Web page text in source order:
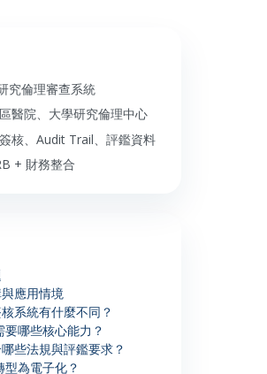
究倫理審查系統
醫院、大學研究倫理中心
核、Audit Trail、評鑑資料
+ 財務整合
應用情境
系統有什麼不同？
哪些核心能力？
些法規與評鑑要求？
為電子化？